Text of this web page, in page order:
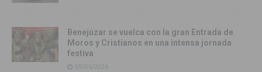
Benejúzar se vuelca con la gran Entrada de
Moros y Cristianos en una intensa jornada
festiva
09/06/2026